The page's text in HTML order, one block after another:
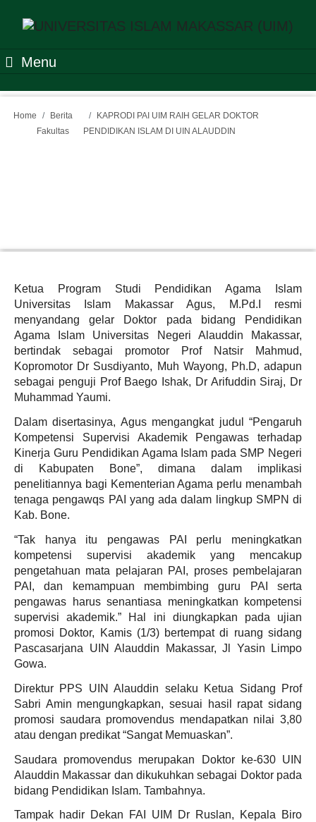
Menu
Home
Berita
Fakultas
KAPRODI PAI UIM RAIH GELAR DOKTOR
PENDIDIKAN ISLAM DI UIN ALAUDDIN
Ketua Program Studi Pendidikan Agama Islam
Universitas Islam Makassar Agus, M.Pd.I resmi
menyandang gelar Doktor pada bidang Pendidikan
Agama Islam Universitas Negeri Alauddin Makassar,
bertindak sebagai promotor Prof Natsir Mahmud,
Kopromotor Dr Susdiyanto, Muh Wayong, Ph.D, adapun
sebagai penguji Prof Baego Ishak, Dr Arifuddin Siraj, Dr
Muhammad Yaumi.
Dalam disertasinya, Agus mengangkat judul “Pengaruh
Kompetensi Supervisi Akademik Pengawas terhadap
Kinerja Guru Pendidikan Agama Islam pada SMP Negeri
di Kabupaten Bone”, dimana dalam implikasi
penelitiannya bagi Kementerian Agama perlu menambah
tenaga pengawqs PAI yang ada dalam lingkup SMPN di
Kab. Bone.
“Tak hanya itu pengawas PAI perlu meningkatkan
kompetensi supervisi akademik yang mencakup
pengetahuan mata pelajaran PAI, proses pembelajaran
PAI, dan kemampuan membimbing guru PAI serta
pengawas harus senantiasa meningkatkan kompetensi
supervisi akademik.” Hal ini diungkapkan pada ujian
promosi Doktor, Kamis (1/3) bertempat di ruang sidang
Pascasarjana UIN Alauddin Makassar, Jl Yasin Limpo
Gowa.
Direktur PPS UIN Alauddin selaku Ketua Sidang Prof
Sabri Amin mengungkapkan, sesuai hasil rapat sidang
promosi saudara promovendus mendapatkan nilai 3,80
atau dengan predikat “Sangat Memuaskan”.
Saudara promovendus merupakan Doktor ke-630 UIN
Alauddin Makassar dan dikukuhkan sebagai Doktor pada
bidang Pendidikan Islam. Tambahnya.
Tampak hadir Dekan FAI UIM Dr Ruslan, Kepala Biro